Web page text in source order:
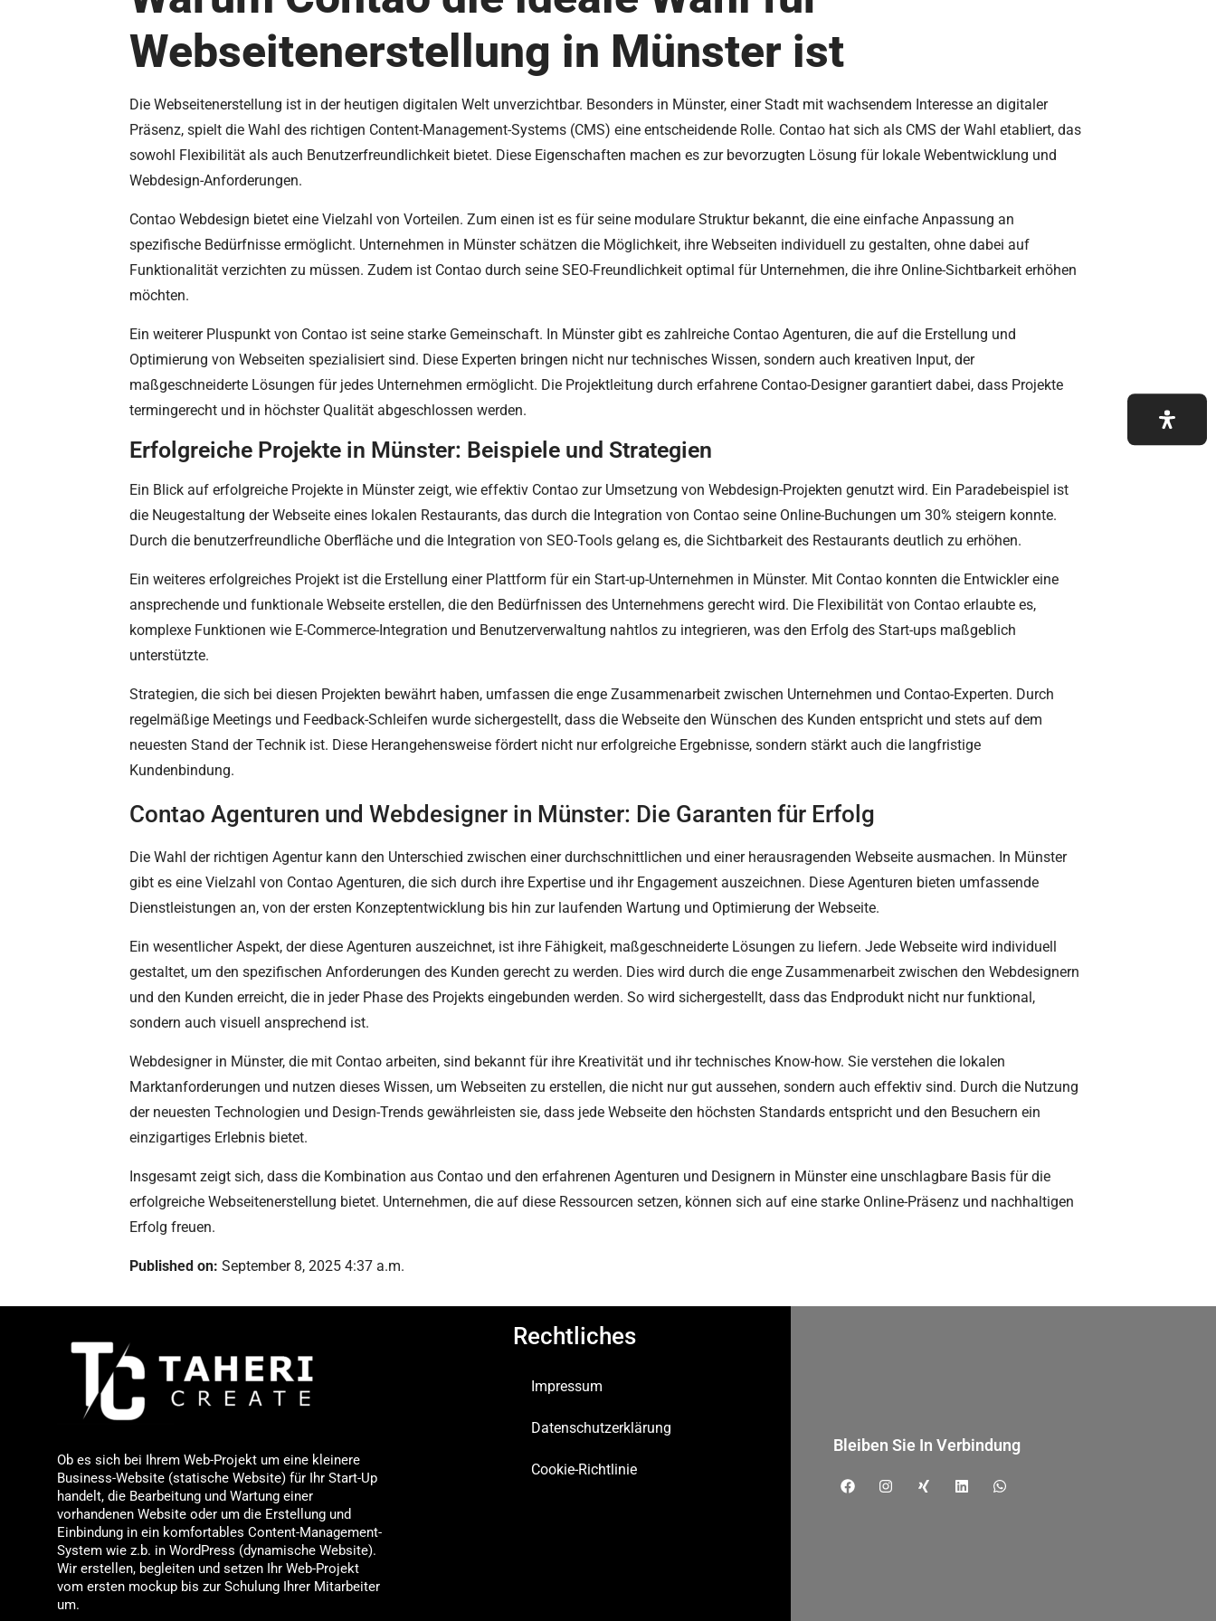
Webseitenerstellung in Münster ist
Die Webseitenerstellung ist in der heutigen digitalen Welt unverzichtbar. Besonders in Münster, einer Stadt mit wachsendem Interesse an digitaler
Präsenz, spielt die Wahl des richtigen Content-Management-Systems (CMS) eine entscheidende Rolle. Contao hat sich als CMS der Wahl etabliert, das
sowohl Flexibilität als auch Benutzerfreundlichkeit bietet. Diese Eigenschaften machen es zur bevorzugten Lösung für lokale Webentwicklung und
Webdesign-Anforderungen.
Contao Webdesign bietet eine Vielzahl von Vorteilen. Zum einen ist es für seine modulare Struktur bekannt, die eine einfache Anpassung an
spezifische Bedürfnisse ermöglicht. Unternehmen in Münster schätzen die Möglichkeit, ihre Webseiten individuell zu gestalten, ohne dabei auf
Funktionalität verzichten zu müssen. Zudem ist Contao durch seine SEO-Freundlichkeit optimal für Unternehmen, die ihre Online-Sichtbarkeit erhöhen
möchten.
Ein weiterer Pluspunkt von Contao ist seine starke Gemeinschaft. In Münster gibt es zahlreiche Contao Agenturen, die auf die Erstellung und
Optimierung von Webseiten spezialisiert sind. Diese Experten bringen nicht nur technisches Wissen, sondern auch kreativen Input, der
maßgeschneiderte Lösungen für jedes Unternehmen ermöglicht. Die Projektleitung durch erfahrene Contao-Designer garantiert dabei, dass Projekte
termingerecht und in höchster Qualität abgeschlossen werden.
Erfolgreiche Projekte in Münster: Beispiele und Strategien
Ein Blick auf erfolgreiche Projekte in Münster zeigt, wie effektiv Contao zur Umsetzung von Webdesign-Projekten genutzt wird. Ein Paradebeispiel ist
die Neugestaltung der Webseite eines lokalen Restaurants, das durch die Integration von Contao seine Online-Buchungen um 30% steigern konnte.
Durch die benutzerfreundliche Oberfläche und die Integration von SEO-Tools gelang es, die Sichtbarkeit des Restaurants deutlich zu erhöhen.
Ein weiteres erfolgreiches Projekt ist die Erstellung einer Plattform für ein Start-up-Unternehmen in Münster. Mit Contao konnten die Entwickler eine
ansprechende und funktionale Webseite erstellen, die den Bedürfnissen des Unternehmens gerecht wird. Die Flexibilität von Contao erlaubte es,
komplexe Funktionen wie E-Commerce-Integration und Benutzerverwaltung nahtlos zu integrieren, was den Erfolg des Start-ups maßgeblich
unterstützte.
Strategien, die sich bei diesen Projekten bewährt haben, umfassen die enge Zusammenarbeit zwischen Unternehmen und Contao-Experten. Durch
regelmäßige Meetings und Feedback-Schleifen wurde sichergestellt, dass die Webseite den Wünschen des Kunden entspricht und stets auf dem
neuesten Stand der Technik ist. Diese Herangehensweise fördert nicht nur erfolgreiche Ergebnisse, sondern stärkt auch die langfristige
Kundenbindung.
Contao Agenturen und Webdesigner in Münster: Die Garanten für Erfolg
Die Wahl der richtigen Agentur kann den Unterschied zwischen einer durchschnittlichen und einer herausragenden Webseite ausmachen. In Münster
gibt es eine Vielzahl von Contao Agenturen, die sich durch ihre Expertise und ihr Engagement auszeichnen. Diese Agenturen bieten umfassende
Dienstleistungen an, von der ersten Konzeptentwicklung bis hin zur laufenden Wartung und Optimierung der Webseite.
Ein wesentlicher Aspekt, der diese Agenturen auszeichnet, ist ihre Fähigkeit, maßgeschneiderte Lösungen zu liefern. Jede Webseite wird individuell
gestaltet, um den spezifischen Anforderungen des Kunden gerecht zu werden. Dies wird durch die enge Zusammenarbeit zwischen den Webdesignern
und den Kunden erreicht, die in jeder Phase des Projekts eingebunden werden. So wird sichergestellt, dass das Endprodukt nicht nur funktional,
sondern auch visuell ansprechend ist.
Webdesigner in Münster, die mit Contao arbeiten, sind bekannt für ihre Kreativität und ihr technisches Know-how. Sie verstehen die lokalen
Marktanforderungen und nutzen dieses Wissen, um Webseiten zu erstellen, die nicht nur gut aussehen, sondern auch effektiv sind. Durch die Nutzung
der neuesten Technologien und Design-Trends gewährleisten sie, dass jede Webseite den höchsten Standards entspricht und den Besuchern ein
einzigartiges Erlebnis bietet.
Insgesamt zeigt sich, dass die Kombination aus Contao und den erfahrenen Agenturen und Designern in Münster eine unschlagbare Basis für die
erfolgreiche Webseitenerstellung bietet. Unternehmen, die auf diese Ressourcen setzen, können sich auf eine starke Online-Präsenz und nachhaltigen
Erfolg freuen.
Published on: September 8, 2025 4:37 a.m.
Ob es sich bei Ihrem Web-Projekt um eine kleinere
Business-Website (statische Website) für Ihr Start-Up
handelt, die Bearbeitung und Wartung einer
vorhandenen Website oder um die Erstellung und
Einbindung in ein komfortables Content-Management-
System wie z.b. in WordPress (dynamische Website).
Wir erstellen, begleiten und setzen Ihr Web-Projekt
vom ersten mockup bis zur Schulung Ihrer Mitarbeiter
um.
Rechtliches
Impressum
Datenschutzerklärung
Cookie-Richtlinie
Bleiben Sie In Verbindung